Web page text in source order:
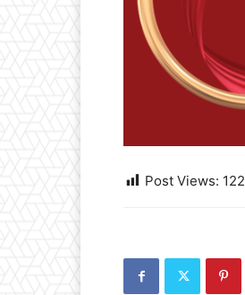
Post Views: 122